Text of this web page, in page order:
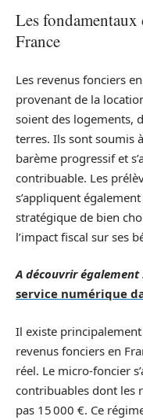
Les fondamentaux
France
Les revenus fonciers
provenant de la
soient des logements,
terres. Ils sont soumis
barème progressif et
contribuable. Les
s’appliquent
stratégique de bien
l’impact fiscal sur ses
A découvrir également
service numérique
Il existe
revenus fonciers en
réel. Le micro-foncier
contribuables dont les
pas 15 000 €. Ce